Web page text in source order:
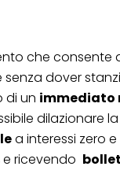
che consente
dover
di un immediato
dilazionare
a interessi zero
e ricevendo